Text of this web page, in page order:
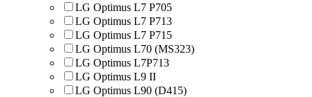
LG Optimus L7 P705
LG Optimus L7 P713
LG Optimus L7 P715
LG Optimus L70 (MS323)
LG Optimus L7P713
LG Optimus L9 II
LG Optimus L90 (D415)